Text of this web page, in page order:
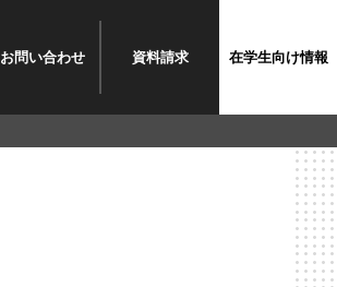
お問い合わせ 資料請求 在学生向け情報